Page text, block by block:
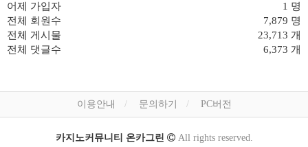
어제 가입자
1 명
전체 회원수
7,879 명
전체 게시물
23,713 개
전체 댓글수
6,373 개
이용안내 문의하기 PC버전
카지노커뮤니티 온카그린 All rights reserved.